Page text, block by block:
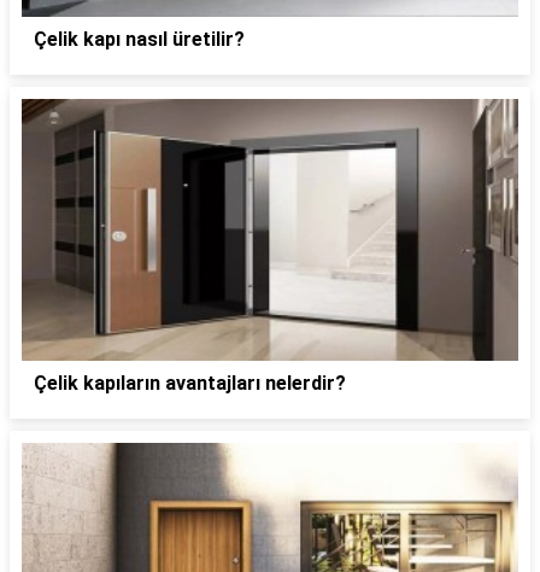
Çelik kapı nasıl üretilir?
Çelik kapıların avantajları nelerdir?